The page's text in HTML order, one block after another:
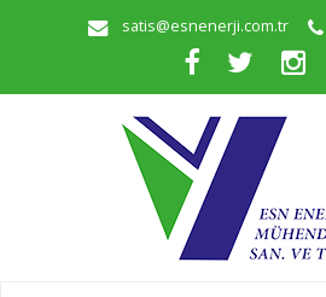
satis@esnenerji.com.tr